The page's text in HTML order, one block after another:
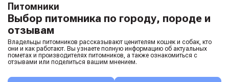
Питомники
Выбор питомника по городу, породе и
отзывам
Владельцы питомников рассказывают ценителям кошек и собак, кто
они и как работают. Вы узнаете полную информацию об актуальных
пометах и производителях питомников, а также ознакомиться с
отзывами или поделиться вашим мнением.